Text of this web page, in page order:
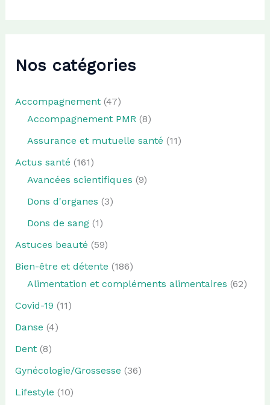
Nos catégories
Accompagnement(47)
Accompagnement PMR (8)
Assurance et mutuelle santé (11)
Actus santé (161)
Avancées scientifiques (9)
Dons d'organes (3)
Dons de sang(1)
Astuces beauté (59)
Bien-être et détente (186)
Alimentation et compléments alimentaires (62)
Covid-19 (11)
Danse (4)
Dent(8)
Gynécologie/Grossesse (36)
Lifestyle (10)